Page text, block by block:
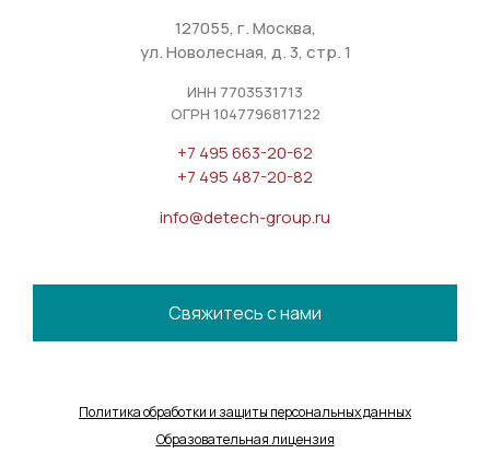
127055, г. Москва,
ул. Новолесная, д. 3, стр. 1
ИНН 7703531713
ОГРН 1047796817122
+7 495 663-20-62
+7 495 487-20-82
info@detech-group.ru
Свяжитесь с нами
Политика обработки и защиты персональных данных
Образовательная лицензия